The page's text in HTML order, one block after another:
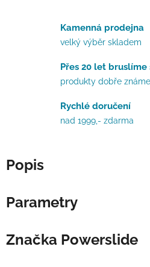
Kamenná prodejna
velký výběr skladem
Přes 20 let bruslíme
produkty dobře známe
Rychlé doručení
nad 1999,- zdarma
Popis
Parametry
Značka Powerslide